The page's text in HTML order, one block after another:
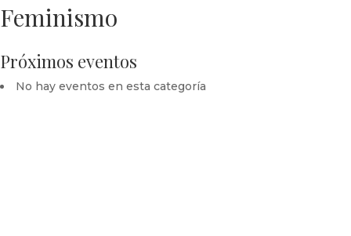
Feminismo
Próximos eventos
No hay eventos en esta categoría